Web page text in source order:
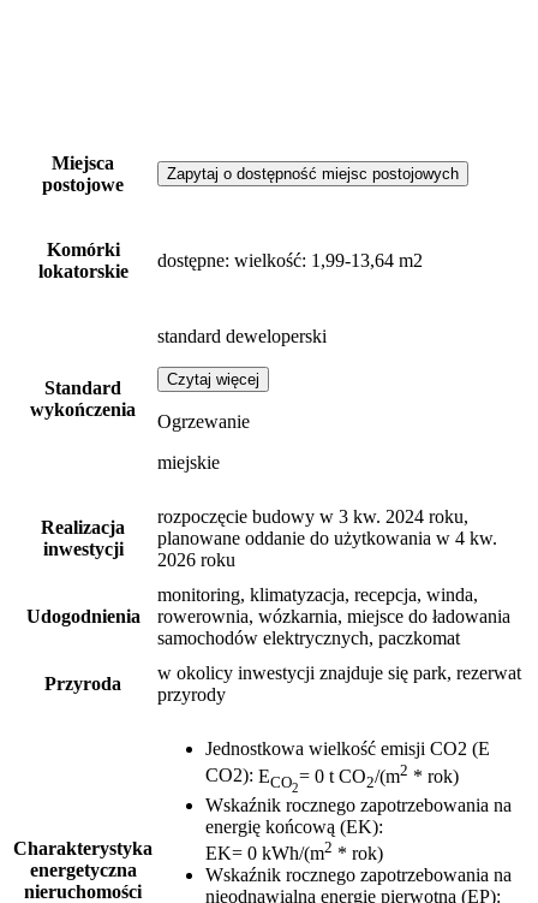
Miejsca
postojowe
Zapytaj o dostępność miejsc postojowych
Komórki
lokatorskie
dostępne: wielkość: 1,99-13,64 m2
Standard
wykończenia
standard deweloperski
Czytaj więcej
Ogrzewanie
miejskie
Realizacja
inwestycji
rozpoczęcie budowy w 3 kw. 2024 roku,
planowane oddanie do użytkowania w 4 kw.
2026 roku
Udogodnienia
monitoring, klimatyzacja, recepcja, winda,
rowerownia, wózkarnia, miejsce do ładowania
samochodów elektrycznych, paczkomat
Przyroda
w okolicy inwestycji znajduje się park, rezerwat
przyrody
Charakterystyka
energetyczna
nieruchomości
Jednostkowa wielkość emisji CO2 (E
CO2): ECO2
= 0 t CO2/(m2 * rok)
Wskaźnik rocznego zapotrzebowania na
energię końcową (EK):
EK= 0 kWh/(m2 * rok)
Wskaźnik rocznego zapotrzebowania na
nieodnawialną energię pierwotną (EP):